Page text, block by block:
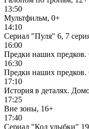
13:50
Мультфильм, 0+
14:10
Сериал "Пуля" 6, 7
16:00
Предки наших предков.
16:30
Предки наших предков.
17:10
История в деталях.
17:25
Вне зоны, 16+
17:40
Сериал "Код улыбки" 19